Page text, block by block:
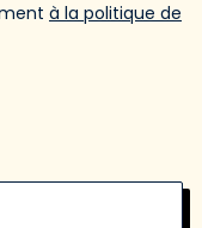
à la politique de